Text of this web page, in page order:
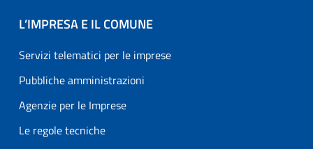
L’IMPRESA E IL COMUNE
Servizi telematici per le imprese
Pubbliche amministrazioni
Agenzie per le Imprese
Le regole tecniche